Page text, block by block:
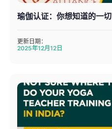
瑜伽认证：你想知道的一切
更新日期：
2025年12月12日